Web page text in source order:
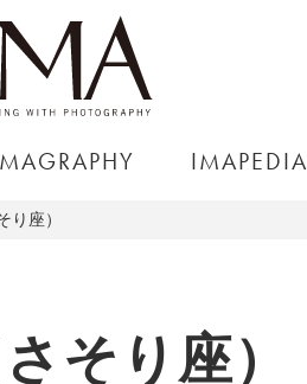
IMAPEDIA
り座）
そり座）